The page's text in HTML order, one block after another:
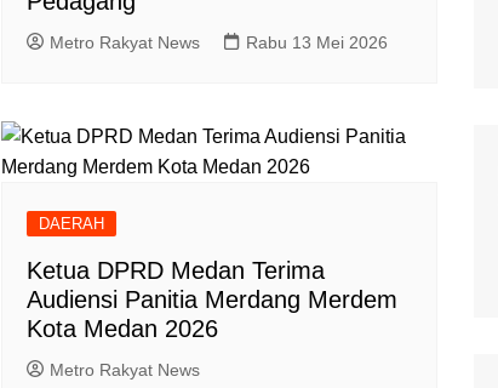
Metro Rakyat News Rabu 13 Mei 2026
DAERAH
Ketua DPRD Medan Terima
Audiensi Panitia Merdang Merdem
Kota Medan 2026
Metro Rakyat News